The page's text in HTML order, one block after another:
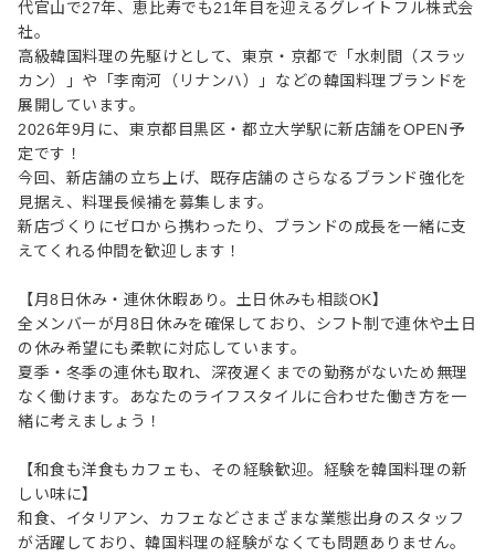
代官山で27年、恵比寿でも21年目を迎えるグレイトフル株式会
社。
高級韓国料理の先駆けとして、東京・京都で「水刺間（スラッ
カン）」や「李南河（リナンハ）」などの韓国料理ブランドを
展開しています。
2026年9月に、東京都目黒区・都立大学駅に新店舗をOPEN予
定です！
今回、新店舗の立ち上げ、既存店舗のさらなるブランド強化を
見据え、料理長候補を募集します。
新店づくりにゼロから携わったり、ブランドの成長を一緒に支
えてくれる仲間を歓迎します！
【月8日休み・連休休暇あり。土日休みも相談OK】
全メンバーが月8日休みを確保しており、シフト制で連休や土日
の休み希望にも柔軟に対応しています。
夏季・冬季の連休も取れ、深夜遅くまでの勤務がないため無理
なく働けます。あなたのライフスタイルに合わせた働き方を一
緒に考えましょう！
【和食も洋食もカフェも、その経験歓迎。経験を韓国料理の新
しい味に】
和食、イタリアン、カフェなどさまざまな業態出身のスタッフ
が活躍しており、韓国料理の経験がなくても問題ありません。